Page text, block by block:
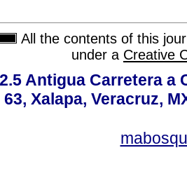
All the contents of this
under a Creative
Antigua Carretera a
63, Xalapa, Veracruz,